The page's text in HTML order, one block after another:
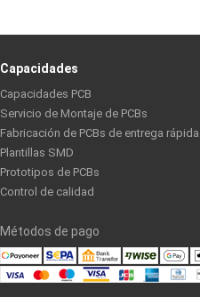
Capacidades
Capacidades PCB
Servicio de Montaje de PCBs
Fabricación de PCBs de entrega rápida
Plantillas SMD
Prototipos de PCBs
Control de calidad
Métodos de pago